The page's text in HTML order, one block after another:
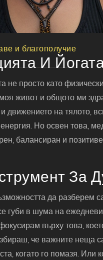
и благополучие
И
просто като
живот и общото ми
на тялото,
Но освен това,
балансиран и
За
да разберем
губи в шума на
върху това,
че важните неща
когато го помазя.